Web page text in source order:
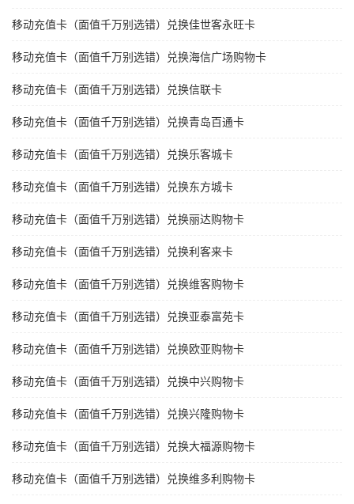
移动充值卡（面值千万别选错）兑换佳世客永旺卡
移动充值卡（面值千万别选错）兑换海信广场购物卡
移动充值卡（面值千万别选错）兑换信联卡
移动充值卡（面值千万别选错）兑换青岛百通卡
移动充值卡（面值千万别选错）兑换乐客城卡
移动充值卡（面值千万别选错）兑换东方城卡
移动充值卡（面值千万别选错）兑换丽达购物卡
移动充值卡（面值千万别选错）兑换利客来卡
移动充值卡（面值千万别选错）兑换维客购物卡
移动充值卡（面值千万别选错）兑换亚泰富苑卡
移动充值卡（面值千万别选错）兑换欧亚购物卡
移动充值卡（面值千万别选错）兑换中兴购物卡
移动充值卡（面值千万别选错）兑换兴隆购物卡
移动充值卡（面值千万别选错）兑换大福源购物卡
移动充值卡（面值千万别选错）兑换维多利购物卡